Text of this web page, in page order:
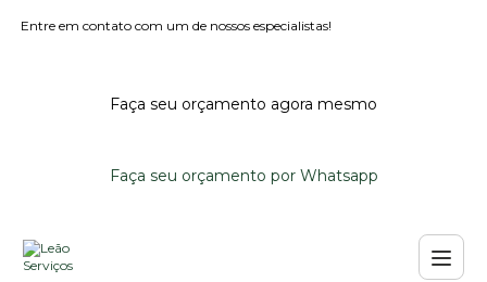
Entre em contato com um de nossos especialistas!
Faça seu orçamento agora mesmo
Faça seu orçamento por Whatsapp